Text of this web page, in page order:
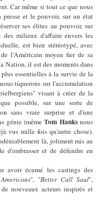
Car même si tout ce que nous
et le pouvoir, sur un état
ses élites au pouvoir, sur
milieux d'affaire envers les
est bien stéréotypé, avec
l'Américain moyen fier de sa
Nation, il est des moments dans
essentielles à la survie de la
tiquerons sur l'accumulation
visant à créer de la
possible, sur une sorte de
sans vraie surprise et d'une
génie (mêmeTom Hanksnous
vus mille fois qu'autre chose).
là, joliment mis au
d'embrasser et de défendre en
avoir écumé les castings des
", "Better Call Saul",
nouveaux acteurs inspirés et